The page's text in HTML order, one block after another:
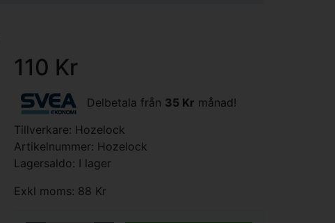
110 Kr
Delbetala från 35 Kr månad!
Tillverkare: Hozelock
Artikelnummer: Hozelock
Lagersaldo: I lager
Exkl moms: 88 Kr